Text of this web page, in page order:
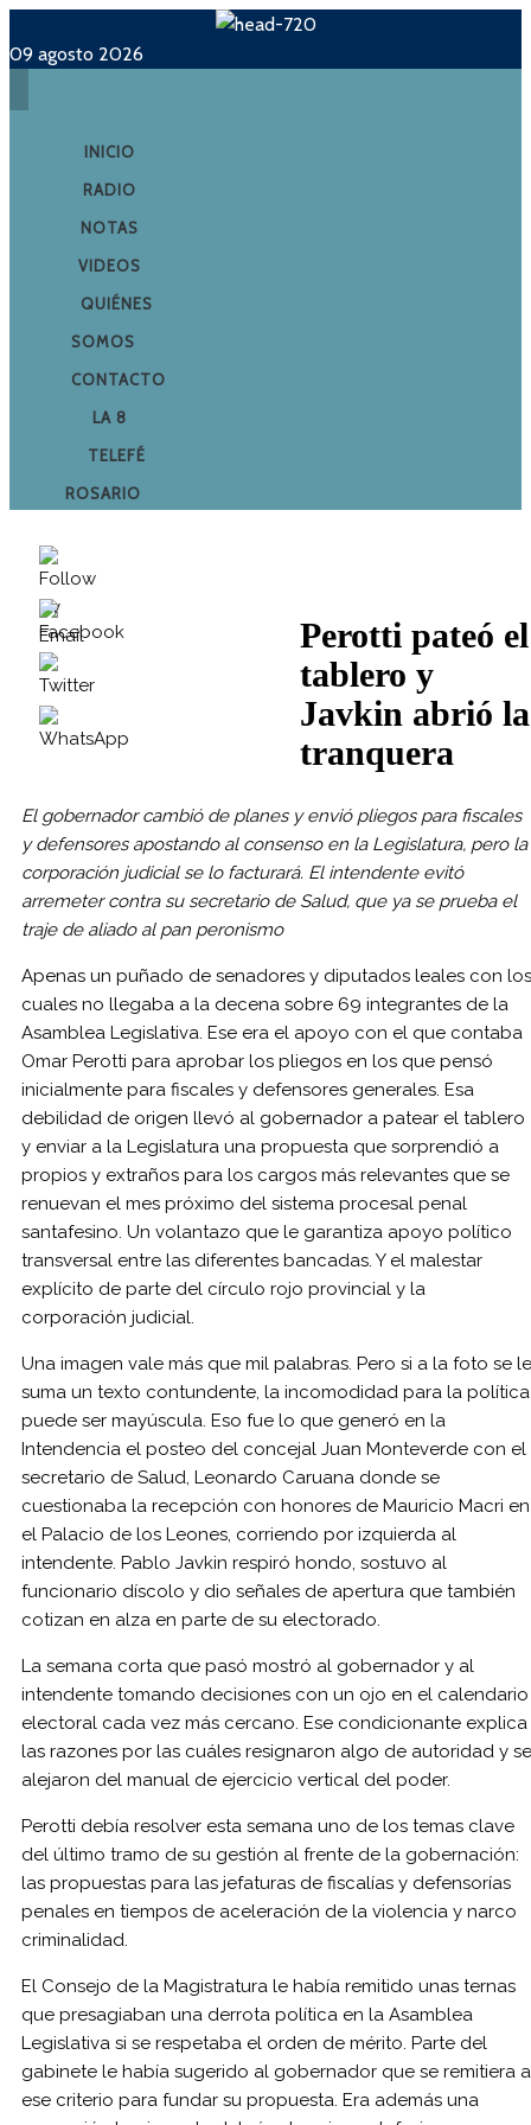
09 agosto 2026
INICIO
RADIO
NOTAS
VIDEOS
QUIÉNES
SOMOS
CONTACTO
LA 8
TELEFÉ
ROSARIO
Perotti pateó el
tablero y
Javkin abrió la
tranquera
El gobernador cambió de planes y envió pliegos para fiscales
y defensores apostando al consenso en la Legislatura, pero la
corporación judicial se lo facturará. El intendente evitó
arremeter contra su secretario de Salud, que ya se prueba el
traje de aliado al pan peronismo
Apenas un puñado de senadores y diputados leales con los
cuales no llegaba a la decena sobre 69 integrantes de la
Asamblea Legislativa. Ese era el apoyo con el que contaba
Omar Perotti para aprobar los pliegos en los que pensó
inicialmente para fiscales y defensores generales. Esa
debilidad de origen llevó al gobernador a patear el tablero
y enviar a la Legislatura una propuesta que sorprendió a
propios y extraños para los cargos más relevantes que se
renuevan el mes próximo del sistema procesal penal
santafesino. Un volantazo que le garantiza apoyo político
transversal entre las diferentes bancadas. Y el malestar
explícito de parte del círculo rojo provincial y la
corporación judicial.
Una imagen vale más que mil palabras. Pero si a la foto se le
suma un texto contundente, la incomodidad para la política
puede ser mayúscula. Eso fue lo que generó en la
Intendencia el posteo del concejal Juan Monteverde con el
secretario de Salud, Leonardo Caruana donde se
cuestionaba la recepción con honores de Mauricio Macri en
el Palacio de los Leones, corriendo por izquierda al
intendente. Pablo Javkin respiró hondo, sostuvo al
funcionario díscolo y dio señales de apertura que también
cotizan en alza en parte de su electorado.
La semana corta que pasó mostró al gobernador y al
intendente tomando decisiones con un ojo en el calendario
electoral cada vez más cercano. Ese condicionante explica
las razones por las cuáles resignaron algo de autoridad y se
alejaron del manual de ejercicio vertical del poder.
Perotti debía resolver esta semana uno de los temas clave
del último tramo de su gestión al frente de la gobernación:
las propuestas para las jefaturas de fiscalías y defensorías
penales en tiempos de aceleración de la violencia y narco
criminalidad.
El Consejo de la Magistratura le había remitido unas ternas
que presagiaban una derrota política en la Asamblea
Legislativa si se respetaba el orden de mérito. Parte del
gabinete le había sugerido al gobernador que se remitiera a
ese criterio para fundar su propuesta. Era además una